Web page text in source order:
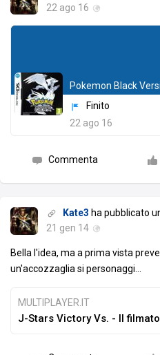
22 ago 16
Pokemon Black
Finito
22 ago 16
Commenta
Kate3 ha pubblicato
21 gen 14
Bella l'idea, ma a prima vista
un'accozzaglia si personaggi...
MULTIPLAYER.IT
J-Stars Victory Vs. - Il